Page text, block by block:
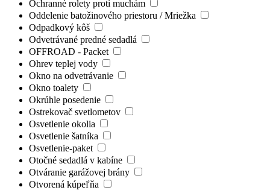
Ochranné rolety proti muchám
Oddelenie batožinového priestoru / Mriežka
Odpadkový kôš
Odvetrávané predné sedadlá
OFFROAD - Packet
Ohrev teplej vody
Okno na odvetrávanie
Okno toalety
Okrúhle posedenie
Ostrekovač svetlometov
Osvetlenie okolia
Osvetlenie šatníka
Osvetlenie-paket
Otočné sedadlá v kabíne
Otváranie garážovej brány
Otvorená kúpeľňa